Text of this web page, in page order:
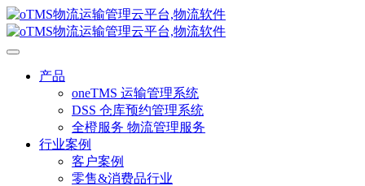
产品
oneTMS 运输管理系统
DSS 仓库预约管理系统
全橙服务 物流管理服务
行业案例
客户案例
零售&消费品行业